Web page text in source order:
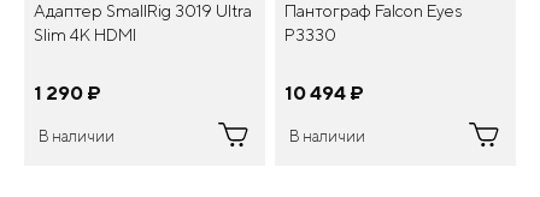
Адаптер SmallRig 3019 Ultra
Slim 4K HDMI
1 290 ¤
В наличии
Пантограф Falcon Eyes
P3330
10 494 ¤
В наличии